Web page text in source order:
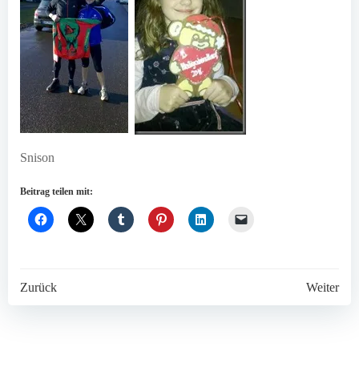
Snison
Beitrag teilen mit:
Post
Zurück
Post
Weiter